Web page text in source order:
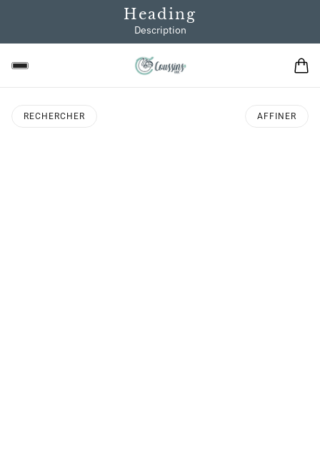
Heading
Description
RECHERCHER AFFINER